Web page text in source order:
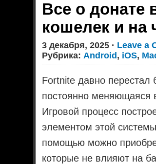
Все о донате
кошелек и на
3 декабря, 2025 · Leave a
Рубрика: Android, iOS,
Fortnite давно перестал
постоянно меняющаяся
Игровой процесс
элементом этой
помощью можно
которые не влияют на